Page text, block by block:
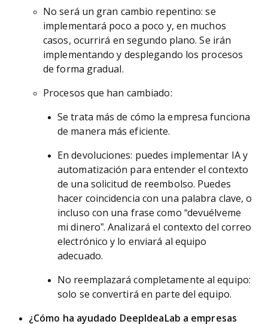
No será un gran cambio repentino: se
implementará poco a poco y, en muchos
casos, ocurrirá en segundo plano. Se irán
implementando y desplegando los procesos
de forma gradual.
Procesos que han cambiado:
Se trata más de cómo la empresa funciona
de manera más eficiente.
En devoluciones: puedes implementar IA y
automatización para entender el contexto
de una solicitud de reembolso. Puedes
hacer coincidencia con una palabra clave, o
incluso con una frase como “devuélveme
mi dinero”. Analizará el contexto del correo
electrónico y lo enviará al equipo
adecuado.
No reemplazará completamente al equipo:
solo se convertirá en parte del equipo.
¿Cómo ha ayudado DeepIdeaLab a empresas